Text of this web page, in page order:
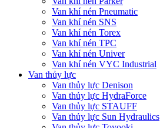
Van khí nén Pneumatic
Van khí nén SNS
Van khí nén Torex
Van khí nén TPC
Van khí nén Univer
Van khí nén VYC Industrial
Van thủy lực
Van thủy lực Denison
Van thủy lực HydraForce
Van thủy lực STAUFF
Van thủy lực Sun Hydraulics